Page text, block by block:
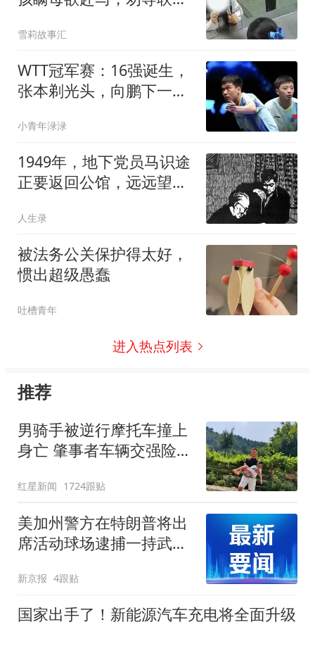
雪莉故事汇
WTT冠军赛：16强诞生，
张本剃光头，向鹏下一轮
小青年渌渌
1949年，地下党员马识途
正要返回公馆，远远望见
备的眼神打量着他，他立
刻警觉：情况不对
人生录
被法务公关保护得太好，
惯出超级愚蠢
吐槽青年
进入热点列表
推荐
男骑手被逆行摩托车撞上
身亡 肇事者车辆交强险已
红星新闻 1724跟贴
美加州警方在特朗普将出
席活动球场逮捕一持武器
新京报 4跟贴
国家出手了！新能源汽车充电将全面升级